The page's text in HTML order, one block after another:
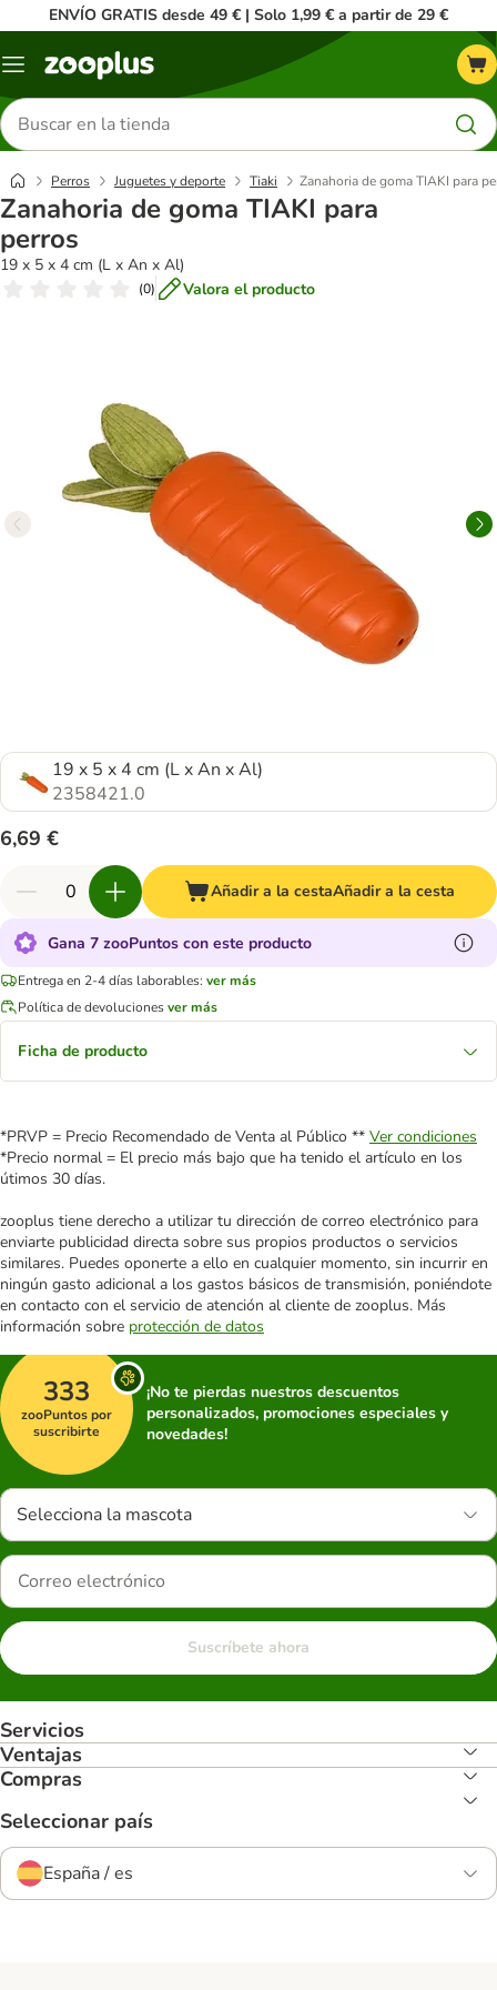
ENVÍO GRATIS desde 49 € | Solo 1,99 € a partir de 29 €
Menú
Buscar
productos
Perros Juguetes y deporte Tiaki Zanahoria de goma TIAKI para
Zanahoria de goma TIAKI para
perros
19 x 5 x 4 cm (L x An x Al)
(0) Valora el producto
19 x 5 x 4 cm (L x An x Al)
2358421.0
6,69 €
Añadir a la cestaAñadir a la cesta
Gana 7 zooPuntos con este producto
Entrega en 2-4 días laborables: ver más
Política de devolucionesver más
Ficha de producto
*PRVP = Precio Recomendado de Venta al Público ** Ver condiciones
*Precio normal = El precio más bajo que ha tenido el artículo en los
útimos 30 días.
zooplus tiene derecho a utilizar tu dirección de correo electrónico para
enviarte publicidad directa sobre sus propios productos o servicios
similares. Puedes oponerte a ello en cualquier momento, sin incurrir en
ningún gasto adicional a los gastos básicos de transmisión, poniéndote
en contacto con el servicio de atención al cliente de zooplus. Más
información sobre protección de datos
333
zooPuntos por
suscribirte
¡No te pierdas nuestros descuentos
personalizados, promociones especiales y
novedades!
Selecciona la mascota
Suscríbete ahora
Servicios
Ventajas
Compras
Seleccionar país
España / es